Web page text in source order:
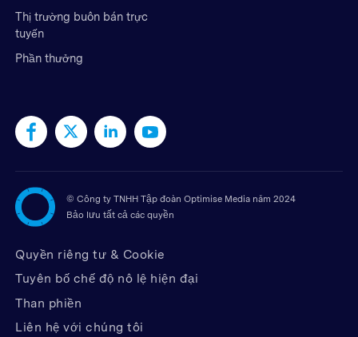
Thị trường buôn bán trực
tuyến
Phần thưởng
© Công ty TNHH Tập đoàn Optimise Media năm 2024
Bảo lưu tất cả các quyền
Quyền riêng tư & Cookie
Tuyên bố chế độ nô lệ hiện đại
Than phiền
Liên hệ với chúng tôi